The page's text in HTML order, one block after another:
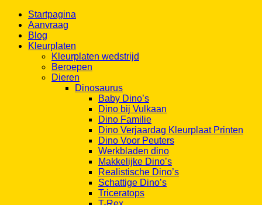
Startpagina
Aanvraag
Blog
Kleurplaten
Kleurplaten wedstrijd
Beroepen
Dieren
Dinosaurus
Baby Dino’s
Dino bij Vulkaan
Dino Familie
Dino Verjaardag Kleurplaat Printen
Dino Voor Peuters
Werkbladen dino
Makkelijke Dino’s
Realistische Dino’s
Schattige Dino’s
Triceratops